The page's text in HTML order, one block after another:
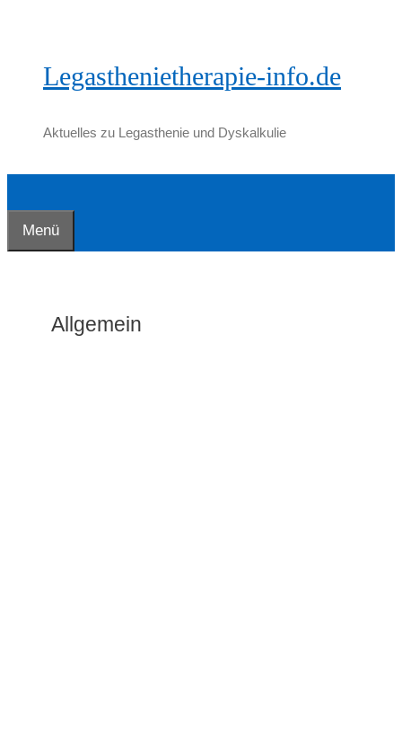
Legasthenietherapie-info.de
Aktuelles zu Legasthenie und Dyskalkulie
Menü
Allgemein